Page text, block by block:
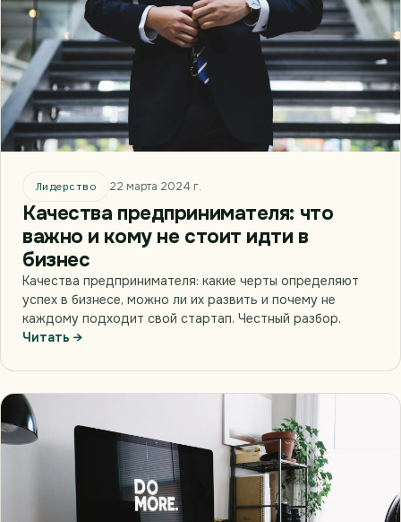
Лидерство 22 марта 2024 г.
Качества предпринимателя: что
важно и кому не стоит идти в
бизнес
Качества предпринимателя: какие черты определяют
успех в бизнесе, можно ли их развить и почему не
каждому подходит свой стартап. Честный разбор.
Читать →